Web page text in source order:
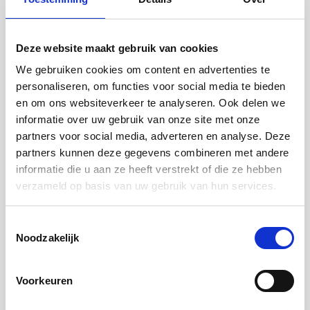
Deze website maakt gebruik van cookies
We gebruiken cookies om content en advertenties te
personaliseren, om functies voor social media te bieden
en om ons websiteverkeer te analyseren. Ook delen we
informatie over uw gebruik van onze site met onze
partners voor social media, adverteren en analyse. Deze
partners kunnen deze gegevens combineren met andere
informatie die u aan ze heeft verstrekt of die ze hebben
verzameld op basis van uw gebruik van hun services.
Noodzakelijk
Voorkeuren
C.2.1.1. enC.2.2.1
Dan zijn er twee mogelijkheden:
De consument is in de afgelopen twee jaar voor datum
bindend aanbod al eigenaar van de grond geworden. Neem
dan de oorspronkelijke koopsom van de grond of van de
ligplaats.
De consument is al langer eigenaar van de grond. Neem dan
de marktwaarde van de grond of van de ligplaats.
Wat betekent dit voor jouw adviespraktijk?
Door de geactualiseerde woningdefinitie kun je verplaatsbare
woningen, zoals tiny houses, flexwoningen duidelijker
Let bij verplaatsbare woningen vooral op: